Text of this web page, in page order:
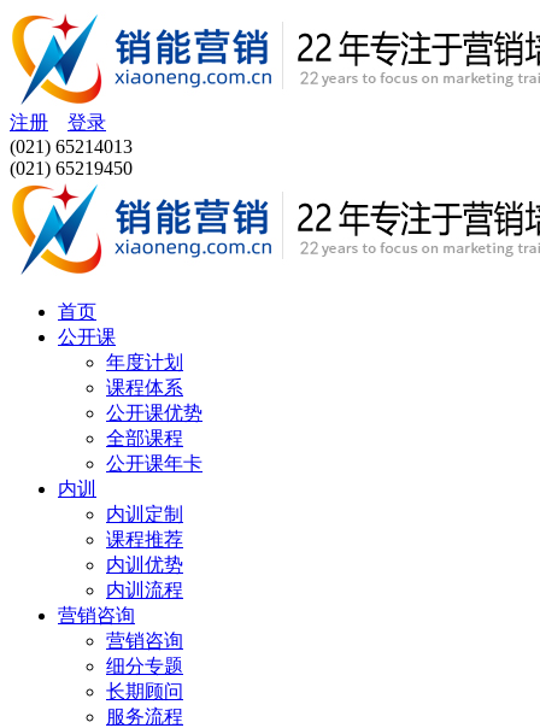
注册
登录
(021) 65214013
(021) 65219450
首页
公开课
年度计划
课程体系
公开课优势
全部课程
公开课年卡
内训
内训定制
课程推荐
内训优势
内训流程
营销咨询
营销咨询
细分专题
长期顾问
服务流程